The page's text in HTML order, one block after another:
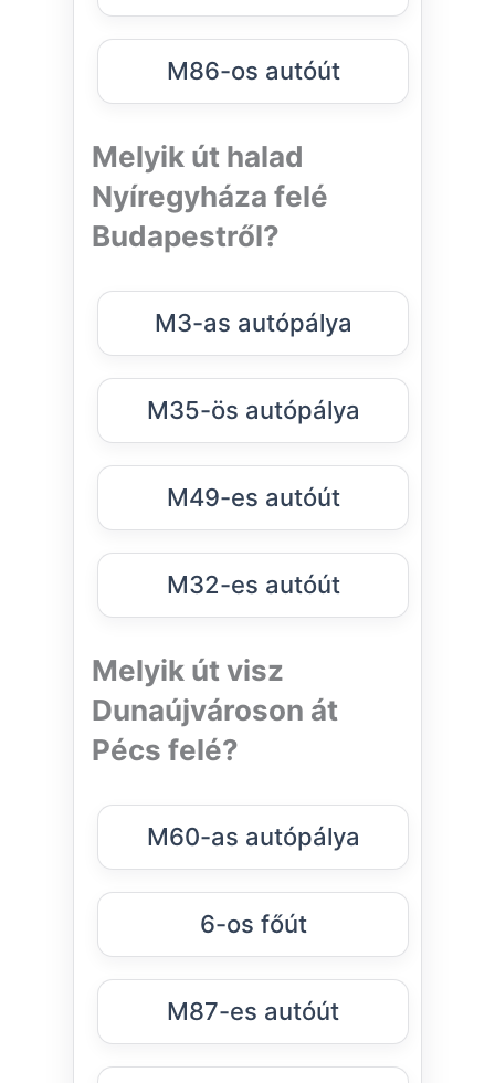
M86-os autóút
Melyik út halad
Nyíregyháza felé
Budapestről?
M3-as autópálya
M35-ös autópálya
M49-es autóút
M32-es autóút
Melyik út visz
Dunaújvároson át
Pécs felé?
M60-as autópálya
6-os főút
M87-es autóút